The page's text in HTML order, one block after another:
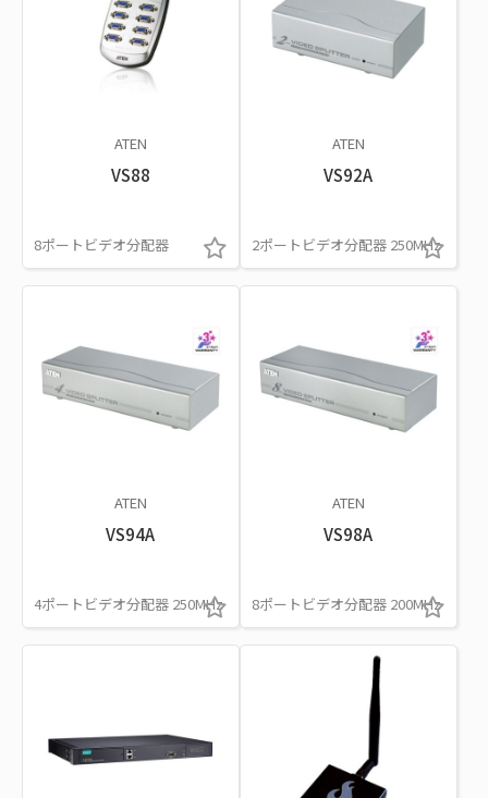
ATEN
VS88
8ポートビデオ分配器
ATEN
VS92A
2ポートビデオ分配器 250MHz
ATEN
VS94A
4ポートビデオ分配器 250MHz
ATEN
VS98A
8ポートビデオ分配器 200MHz